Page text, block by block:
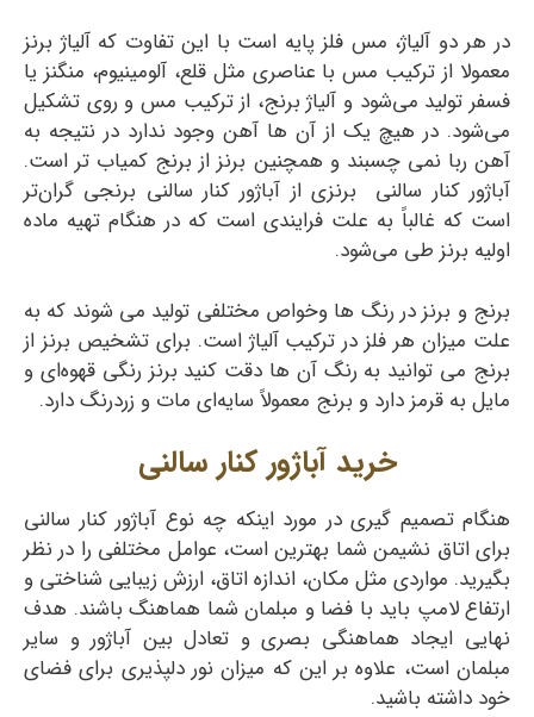
در هر دو آلیاژ، مس فلز پایه است با این تفاوت که آلیاژ برنز
معمولا از ترکیب مس با عناصری مثل قلع، آلومینیوم، منگنز یا
فسفر تولید می‌شود و آلیاژ برنج، از ترکیب مس و روی تشکیل
می‌شود. در هیچ یک از آن ها آهن وجود ندارد در نتیجه به
آهن ربا نمی چسبند و همچنین برنز از برنج کمیاب تر است.
آباژور کنار سالنی برنزی از آباژور کنار سالنی برنجی گران‌تر
است که غالباً به علت فرایندی است که در هنگام تهیه ماده
اولیه برنز طی می‌شود.
برنج و برنز در رنگ ها وخواص مختلفی تولید می شوند که به
علت میزان هر فلز در ترکیب آلیاژ است. برای تشخیص برنز از
برنج می توانید به رنگ آن ها دقت کنید برنز رنگی قهوه‌ای و
مایل به قرمز دارد و برنج معمولاً سایه‌ای مات و زردرنگ دارد.
خرید آباژور کنار سالنی
هنگام تصمیم گیری در مورد اینکه چه نوع آباژور کنار سالنی
برای اتاق نشیمن شما بهترین است، عوامل مختلفی را در نظر
بگیرید. مواردی مثل مکان، اندازه اتاق، ارزش زیبایی شناختی و
ارتفاع لامپ باید با فضا و مبلمان شما هماهنگ باشند. هدف
نهایی ایجاد هماهنگی بصری و تعادل بین آباژور و سایر
مبلمان است، علاوه بر این که میزان نور دلپذیری برای فضای
خود داشته باشید.